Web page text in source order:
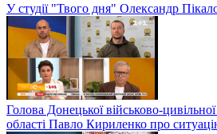
У студії "Твого дня" Олександр
Голова Донецької військово-цивільної
області Павло Кириленко про